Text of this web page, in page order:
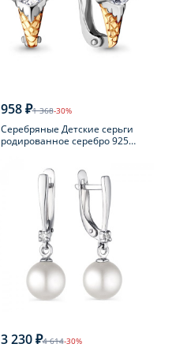
958 ₽1 368-30%
Серебряные Детские серьги
родированное серебро 925
3 230 ₽4 614-30%